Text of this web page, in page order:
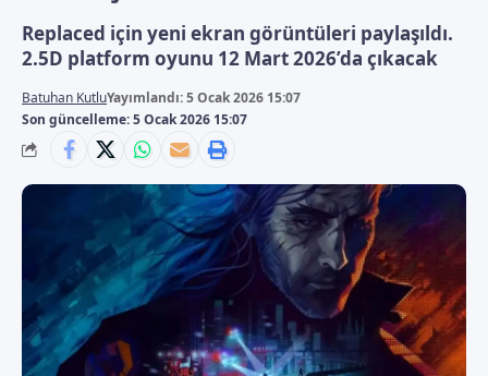
Replaced için yeni ekran görüntüleri paylaşıldı.
2.5D platform oyunu 12 Mart 2026’da çıkacak
Son güncelleme: 5 Ocak 2026 15:07
Batuhan KutluYayımlandı: 5 Ocak 2026 15:07